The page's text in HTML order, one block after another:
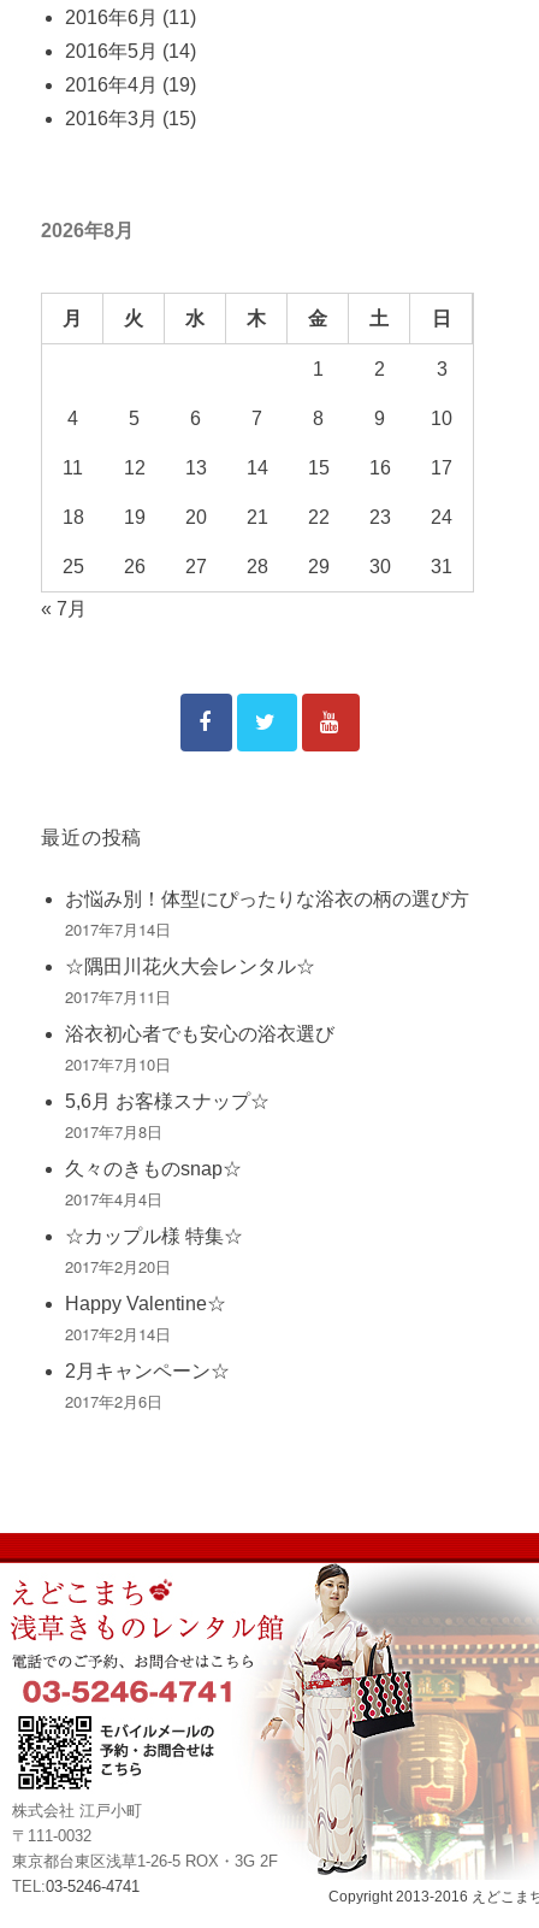
2016年6月 (11)
2016年5月 (14)
2016年4月 (19)
2016年3月 (15)
2026年8月
月 火 水 木 金 土 日
1 2 3
4 5 6 7 8 9 10
11 12 13 14 15 16 17
18 19 20 21 22 23 24
25 26 27 28 29 30 31
« 7月
最近の投稿
お悩み別！体型にぴったりな浴衣の柄の選び方
2017年7月14日
☆隅田川花火大会レンタル☆
2017年7月11日
浴衣初心者でも安心の浴衣選び
2017年7月10日
5,6月 お客様スナップ☆
2017年7月8日
久々のきものsnap☆
2017年4月4日
☆カップル様 特集☆
2017年2月20日
Happy Valentine☆
2017年2月14日
2月キャンペーン☆
2017年2月6日
株式会社 江戸小町
〒111-0032
東京都台東区浅草1-26-5 ROX・3G 2F
TEL:03-5246-4741
Copyright 2013-2016 えどこま